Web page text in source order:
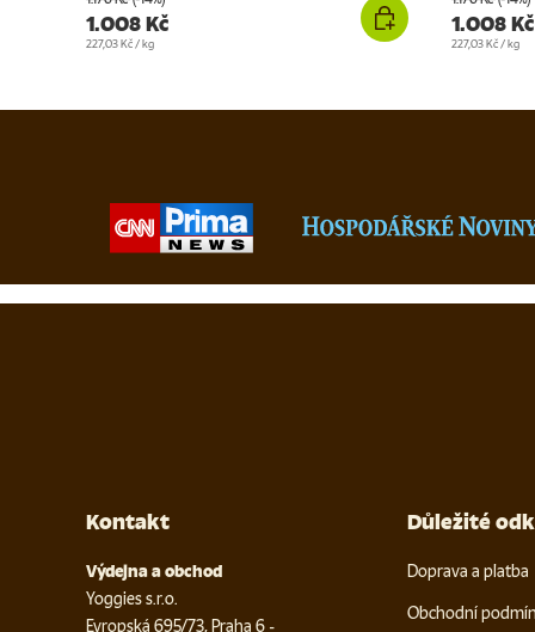
1.008 Kč
Cena za jednotku
227,03 Kč/ kg
1.008 Kč
Cena za jednotku
227,03 Kč/ kg
Kontakt
Výdejna a obchod
Yoggies s.r.o.
Evropská 695/73, Praha 6 -
Důležité
Doprava a platba
Obchodní